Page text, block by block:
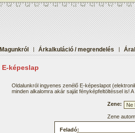
Magunkról | Árkalkuláció / megrendelés |
E-képeslap
Oldalunkról ingyenes zenélő E-képeslapot
minden alkalomra akár saját fényképfeltöltéssel is!
Zene:
Zene
Feladó: